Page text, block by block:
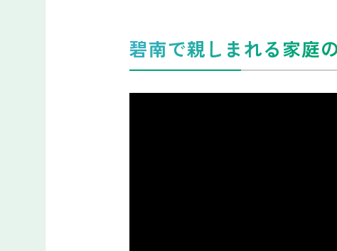
碧南で親しまれる家庭